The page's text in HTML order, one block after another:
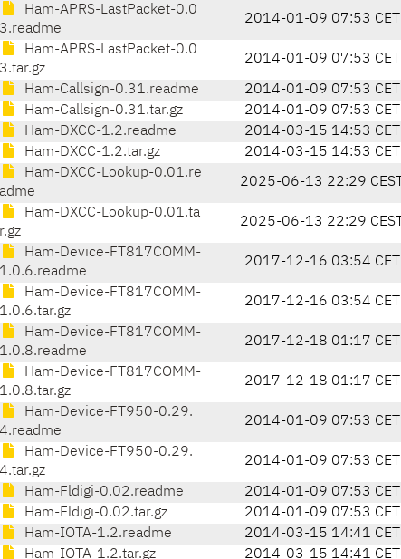
Ham-APRS-LastPacket-0.0
3.readme
2014-01-09 07:53 CET
Ham-APRS-LastPacket-0.0
3.tar.gz
2014-01-09 07:53 CET
Ham-Callsign-0.31.readme 2014-01-09 07:53 CET
Ham-Callsign-0.31.tar.gz
2014-01-09 07:53 CET
Ham-DXCC-1.2.readme
2014-03-15 14:53 CET
Ham-DXCC-1.2.tar.gz
2014-03-15 14:53 CET
Ham-DXCC-Lookup-0.01.re
adme
2025-06-13 22:29 CEST
Ham-DXCC-Lookup-0.01.ta
r.gz
2025-06-13 22:29 CEST
Ham-Device-FT817COMM-
1.0.6.readme
2017-12-16 03:54 CET
Ham-Device-FT817COMM-
1.0.6.tar.gz
2017-12-16 03:54 CET
Ham-Device-FT817COMM-
1.0.8.readme
2017-12-18 01:17 CET
Ham-Device-FT817COMM-
1.0.8.tar.gz
2017-12-18 01:17 CET
Ham-Device-FT950-0.29.
4.readme
2014-01-09 07:53 CET
Ham-Device-FT950-0.29.
4.tar.gz
2014-01-09 07:53 CET
Ham-Fldigi-0.02.readme 2014-01-09 07:53 CET
Ham-Fldigi-0.02.tar.gz
2014-01-09 07:53 CET
Ham-IOTA-1.2.readme
2014-03-15 14:41 CET
Ham-IOTA-1.2.tar.gz
2014-03-15 14:41 CET